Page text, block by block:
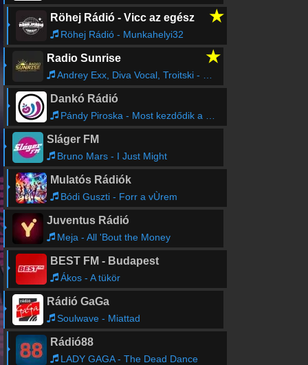
Röhej Rádió - Vicc az egész ★
Röhej Rádió - Munkahelyi32
Radio Sunrise ★
Andrey Exx, Diva Vocal, Troitski - Get Up Stand Up
Dankó Rádió
Pándy Piroska - Most kezdődik a tánc
Sláger FM
Bruno Mars - I Just Might
Mulatós Rádiók
Bódi Guszti - Forr a vÙrem
Juventus Rádió
Meja - All 'Bout the Money
BEST FM - Budapest
Ákos - A tükör
Rádió GaGa
Soulwave - Miattad
Rádió88
LADY GAGA - The Dead Dance